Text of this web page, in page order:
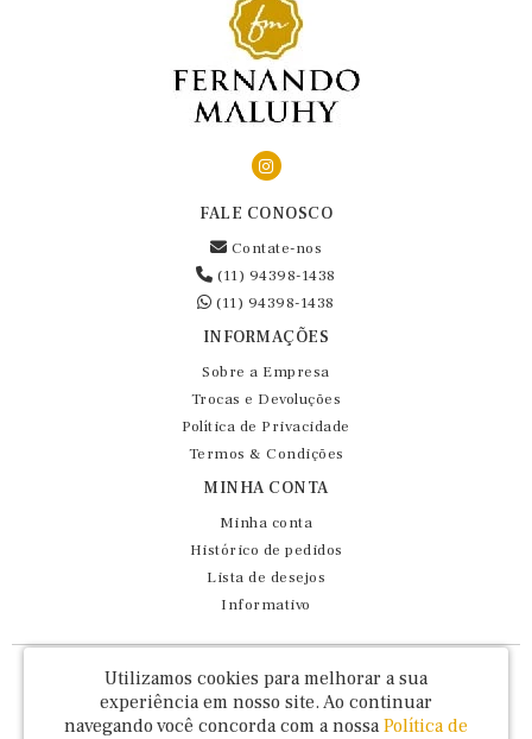
FALE CONOSCO
Contate-nos
(11) 94398-1438
(11) 94398-1438
INFORMAÇÕES
Sobre a Empresa
Trocas e Devoluções
Política de Privacidade
Termos & Condições
MINHA CONTA
Minha conta
Histórico de pedidos
Lista de desejos
Informativo
Fernando Maluhy Cia Ltda - CNPJ: 60.458.825/0001-86
Rua Dr Euclydes da Cunha, 47 - Brás - São Paulo / SP - CEP 03016-030
Utilizamos cookies para melhorar a sua
experiência em nosso site. Ao continuar
navegando você concorda com a nossa Política de